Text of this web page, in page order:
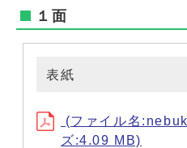
１面
表紙
(ファイル名
ズ:4.09 MB)